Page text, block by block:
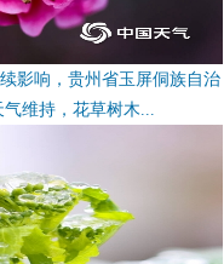
影响，贵州省玉屏侗族自治
维持，花草树木...